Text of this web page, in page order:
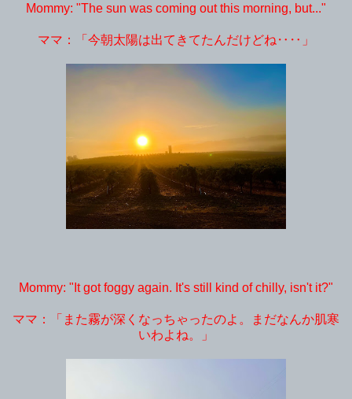
Mommy: "The sun was coming out this morning, but..."
ママ：「今朝太陽は出てきてたんだけどね‥‥」
Mommy: "It got foggy again. It's still kind of chilly, isn't it?"
ママ：「また霧が深くなっちゃったのよ。まだなんか肌寒
いわよね。」